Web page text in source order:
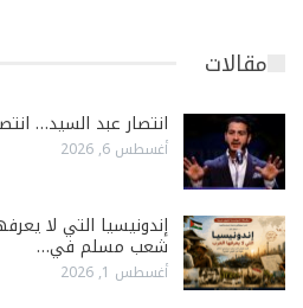
مقالات
انتصار عبد السيد…
أغسطس 6, 2026
إندونيسيا التي لا
شعب مسلم في…
أغسطس 1, 2026